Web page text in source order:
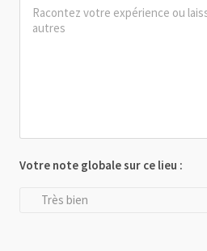
Votre note globale sur ce lieu :
Très bien